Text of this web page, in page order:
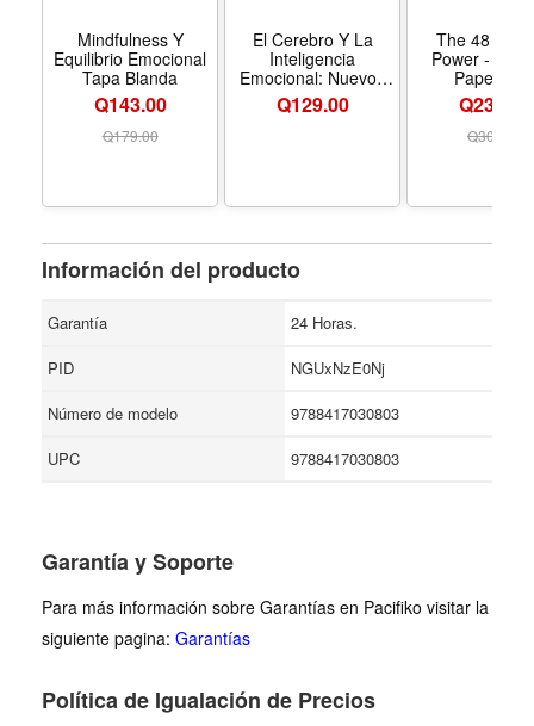
Mindfulness Y
Equilibrio Emocional
Tapa Blanda
Q143.00
Q179.00
El Cerebro Y La
Inteligencia
Emocional: Nuevos
Descubrimientos
Bolsillo
Q129.00
The 48
Power -
Q234.00
Q304.00
Información del producto
Garantía
24 Horas.
PID
NGUxNzE0Nj
Número de modelo
9788417030803
UPC
9788417030803
Garantía y Soporte
Para más información sobre Garantías en Pacifiko visitar la
siguiente pagina: Garantías
Política de Igualación de Precios